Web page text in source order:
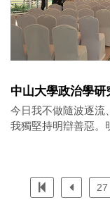
中山大學政治學研
今日我不做隨波逐流
我獨堅持明辯善惡。
27